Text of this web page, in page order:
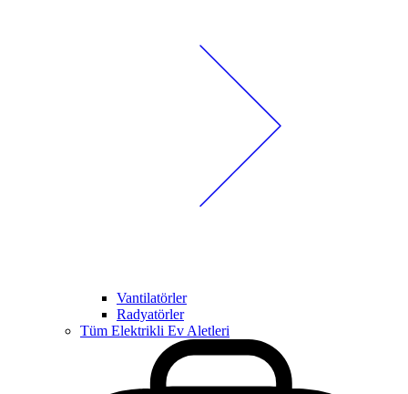
Vantilatörler
Radyatörler
Tüm Elektrikli Ev Aletleri